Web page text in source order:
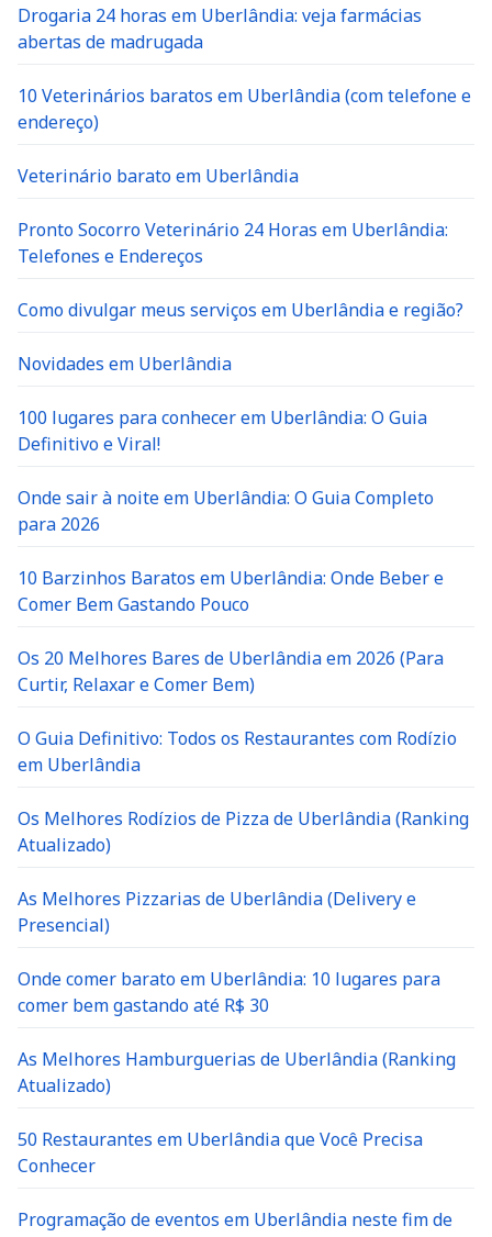
Drogaria 24 horas em Uberlândia: veja farmácias
abertas de madrugada
10 Veterinários baratos em Uberlândia (com telefone e
endereço)
Veterinário barato em Uberlândia
Pronto Socorro Veterinário 24 Horas em Uberlândia:
Telefones e Endereços
Como divulgar meus serviços em Uberlândia e região?
Novidades em Uberlândia
100 lugares para conhecer em Uberlândia: O Guia
Definitivo e Viral!
Onde sair à noite em Uberlândia: O Guia Completo
para 2026
10 Barzinhos Baratos em Uberlândia: Onde Beber e
Comer Bem Gastando Pouco
Os 20 Melhores Bares de Uberlândia em 2026 (Para
Curtir, Relaxar e Comer Bem)
O Guia Definitivo: Todos os Restaurantes com Rodízio
em Uberlândia
Os Melhores Rodízios de Pizza de Uberlândia (Ranking
Atualizado)
As Melhores Pizzarias de Uberlândia (Delivery e
Presencial)
Onde comer barato em Uberlândia: 10 lugares para
comer bem gastando até R$ 30
As Melhores Hamburguerias de Uberlândia (Ranking
Atualizado)
50 Restaurantes em Uberlândia que Você Precisa
Conhecer
Programação de eventos em Uberlândia neste fim de